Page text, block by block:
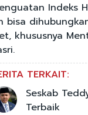
Indeks
khususnya
TERKAIT:
Seskab
Terbaik